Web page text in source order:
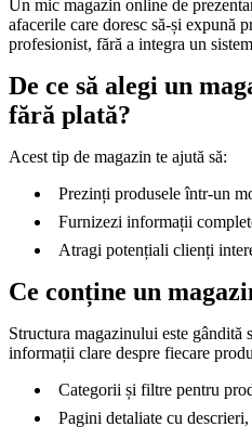
Un mic magazin online de
afacerile care doresc să-și expună
profesionist, fără a integra un
De ce să alegi un
fără plată?
Acest tip de magazin te ajută să:
Prezinți produsele într-un
Furnizezi informații
Atragi potențiali clienți
Ce conține un
Structura magazinului este gândită
informații clare despre fiecare
Categorii și filtre pentru
Pagini detaliate cu